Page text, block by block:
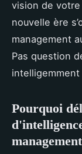
vision de votre
nouvelle ère
management
Pas question
Pourquoi